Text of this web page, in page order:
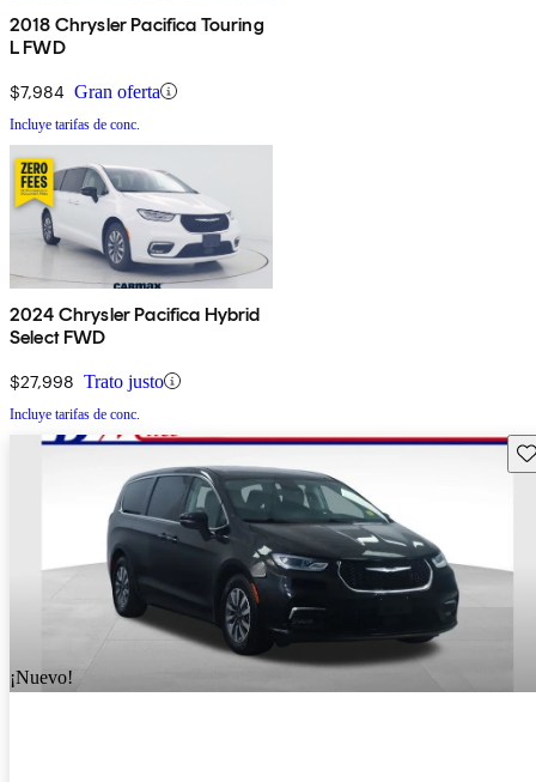
2018 Chrysler Pacifica Touring
L FWD
$7,984 Gran oferta
Incluye tarifas de conc.
2024 Chrysler Pacifica Hybrid
Select FWD
$27,998 Trato justo
Incluye tarifas de conc.
¡Nuevo!